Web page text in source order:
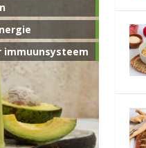
immuunsysteem